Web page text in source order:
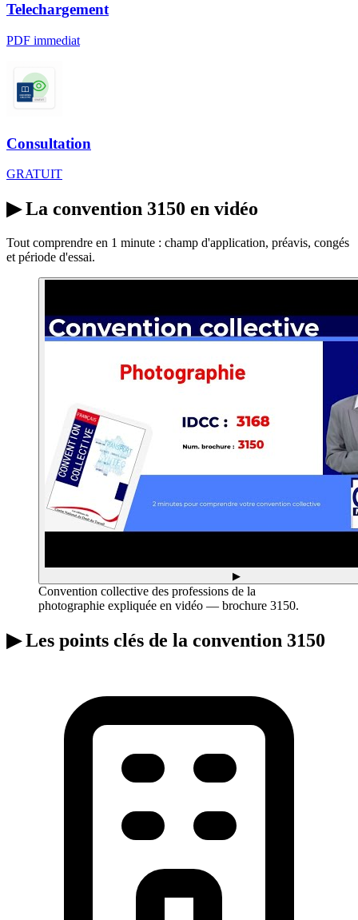
Telechargement
PDF immediat
Consultation
GRATUIT
▶La convention 3150 en vidéo
Tout comprendre en 1 minute : champ d'application, préavis, congés
et période d'essai.
▶
Convention collective des professions de la
photographie expliquée en vidéo — brochure 3150.
▶Les points clés de la convention 3150